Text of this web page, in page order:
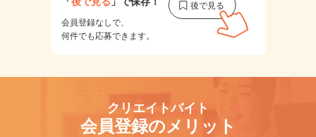
会員登録なしで、
何件でも応募できます。
クリエイトバイト
会員登録のメリット